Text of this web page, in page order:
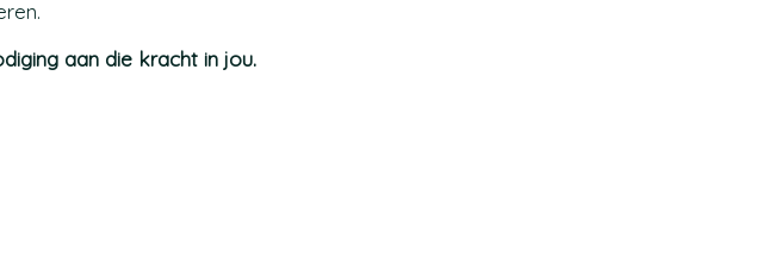
aan die kracht in jou.